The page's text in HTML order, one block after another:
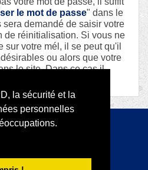
la sécurité et la
personnelles
le mot de passe" dans le
demandé de saisir votre
de réinitialisation. Si vous ne
sur votre mél, il se peut qu'il
ou alors que votre
le site. Dans ce cas il
Platform
|